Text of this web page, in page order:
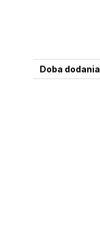
Doba dodania